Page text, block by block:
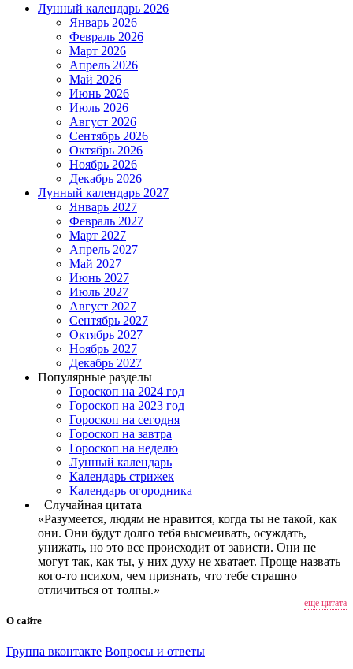
Лунный календарь 2026
Январь 2026
Февраль 2026
Март 2026
Апрель 2026
Май 2026
Июнь 2026
Июль 2026
Август 2026
Сентябрь 2026
Октябрь 2026
Ноябрь 2026
Декабрь 2026
Лунный календарь 2027
Январь 2027
Февраль 2027
Март 2027
Апрель 2027
Май 2027
Июнь 2027
Июль 2027
Август 2027
Сентябрь 2027
Октябрь 2027
Ноябрь 2027
Декабрь 2027
Популярные разделы
Гороскоп на 2024 год
Гороскоп на 2023 год
Гороскоп на сегодня
Гороскоп на завтра
Гороскоп на неделю
Лунный календарь
Календарь стрижек
Календарь огородника
Случайная цитата
«Разумеется, людям не нравится, когда ты не такой, как
они. Они будут долго тебя высмеивать, осуждать,
унижать, но это все происходит от зависти. Они не
могут так, как ты, у них духу не хватает. Проще назвать
кого-то психом, чем признать, что тебе страшно
отличиться от толпы.»
еще цитата
О сайте
Группа вконтакте Вопросы и ответы